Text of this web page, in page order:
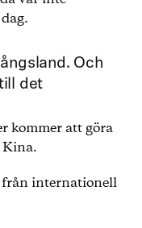
Och
det
kommer att göra
från internationell